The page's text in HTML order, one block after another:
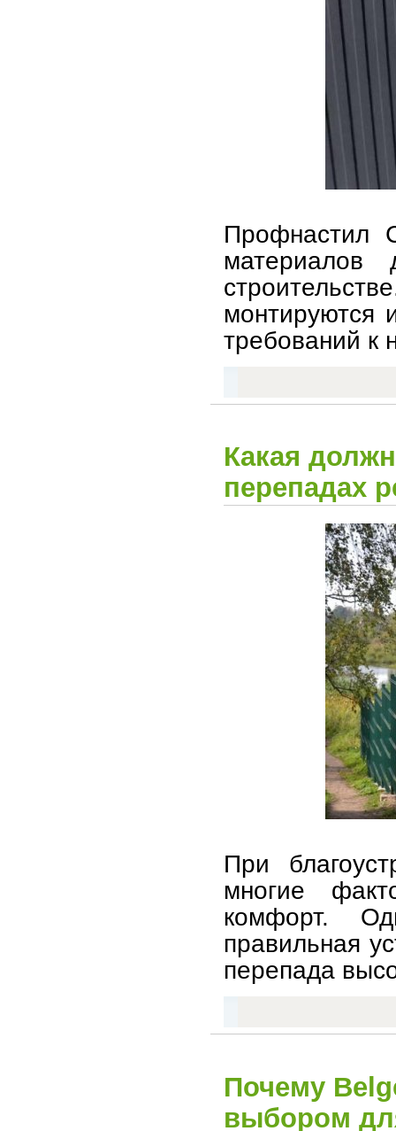
Профнастил
монтируются
требований к
Какая
перепадах
При
многие
комфорт.
правильная
перепада
Почему
выбором